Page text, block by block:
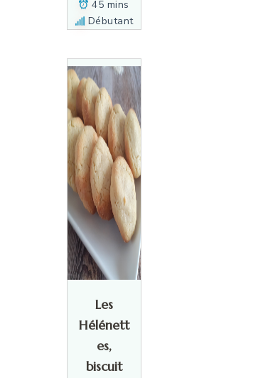
45 mins
Débutant
Les
Hélénett
es,
biscuit